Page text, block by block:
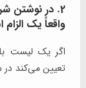
2. در نوشتن
واقعاً یک
اگر یک لیست
تعیین می‌کند در